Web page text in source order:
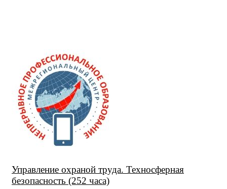
Управление охраной труда. Техносферная
безопасность (252 часа)